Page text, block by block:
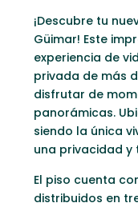
¡Descubre tu
Güimar! Este
experiencia de
privada de más
disfrutar de
panorámicas.
siendo la única
una privacidad y
El piso cuenta
distribuidos en